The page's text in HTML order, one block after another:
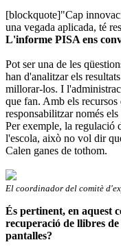
[blockquote]"Cap
una vegada aplicada, té
L'informe PISA ens
Pot ser una de les
han d'analitzar els
millorar-los. I
que fan. Amb els
responsabilitzar només
Per exemple, la regulació
l'escola, això no vol dir
Calen ganes de tothom.
El coordinador del comitè
És pertinent, en aquest
recuperació de llibres
pantalles?